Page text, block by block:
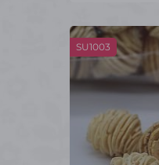
SU1003